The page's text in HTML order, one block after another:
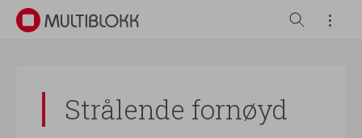
Strålende fornøyd